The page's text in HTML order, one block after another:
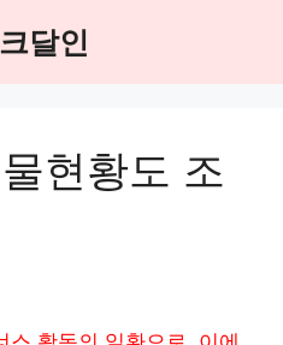
달인
현황도 조